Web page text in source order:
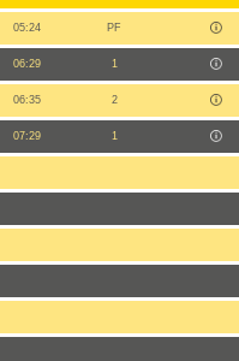
05:24 PF
06:29 1
06:35 2
07:29 1